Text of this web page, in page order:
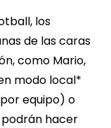
los
de las caras
como Mario,
modo local*
equipo) o
hacer